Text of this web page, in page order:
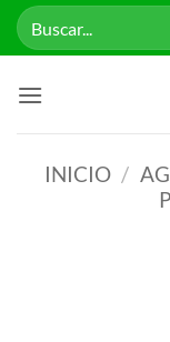
Saltar
Buscar
por:
INICIO /